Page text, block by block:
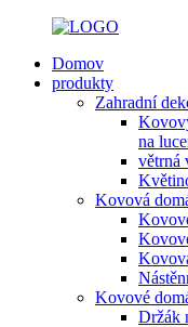
Domov
produkty
Zahradní
na
větrná
Kovová
Kovové
Držák